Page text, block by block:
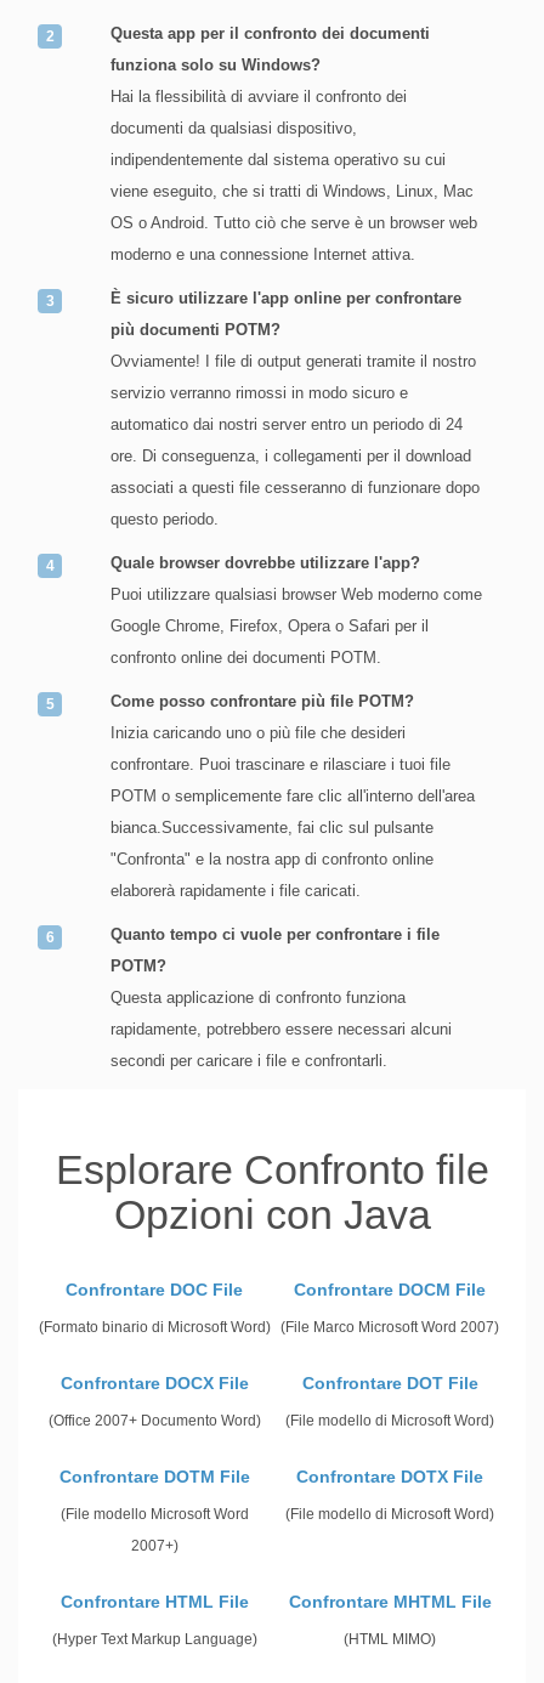
Questa app per il confronto dei documenti
funziona solo su Windows?
Hai la flessibilità di avviare il confronto dei
documenti da qualsiasi dispositivo,
indipendentemente dal sistema operativo su cui
viene eseguito, che si tratti di Windows, Linux, Mac
OS o Android. Tutto ciò che serve è un browser web
moderno e una connessione Internet attiva.
È sicuro utilizzare l'app online per confrontare
più documenti POTM?
Ovviamente! I file di output generati tramite il nostro
servizio verranno rimossi in modo sicuro e
automatico dai nostri server entro un periodo di 24
ore. Di conseguenza, i collegamenti per il download
associati a questi file cesseranno di funzionare dopo
questo periodo.
Quale browser dovrebbe utilizzare l'app?
Puoi utilizzare qualsiasi browser Web moderno come
Google Chrome, Firefox, Opera o Safari per il
confronto online dei documenti POTM.
Come posso confrontare più file POTM?
Inizia caricando uno o più file che desideri
confrontare. Puoi trascinare e rilasciare i tuoi file
POTM o semplicemente fare clic all'interno dell'area
bianca.Successivamente, fai clic sul pulsante
"Confronta" e la nostra app di confronto online
elaborerà rapidamente i file caricati.
Quanto tempo ci vuole per confrontare i file
POTM?
Questa applicazione di confronto funziona
rapidamente, potrebbero essere necessari alcuni
secondi per caricare i file e confrontarli.
Esplorare Confronto file
Opzioni con Java
Confrontare DOC File
(Formato binario di Microsoft Word)
Confrontare DOCM File
(File Marco Microsoft Word 2007)
Confrontare DOCX File
(Office 2007+ Documento Word)
Confrontare DOT File
(File modello di Microsoft Word)
Confrontare DOTM File
(File modello Microsoft Word
2007+)
Confrontare DOTX File
(File modello di Microsoft Word)
Confrontare HTML File
(Hyper Text Markup Language)
Confrontare MHTML File
(HTML MIMO)